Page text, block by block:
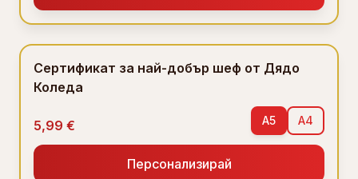
Сертификат за най-добър шеф от Дядо
Коледа
5,99 € A5 A4
Персонализирай